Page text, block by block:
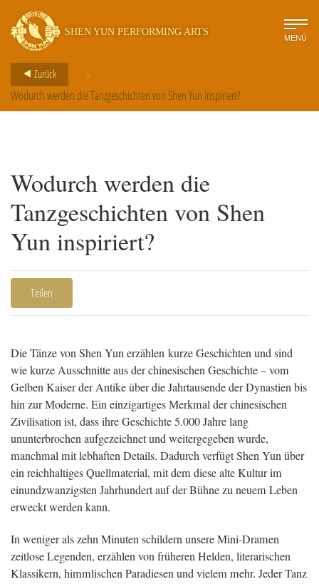
SHEN YUN PERFORMING ARTS MENÜ
Zurück >
Wodurch werden die Tanzgeschichten von Shen Yun inspiriert?
Wodurch werden die
Tanzgeschichten von Shen
Yun inspiriert?
Teilen
Die Tänze von Shen Yun erzählen kurze Geschichten und sind
wie kurze Ausschnitte aus der chinesischen Geschichte – vom
Gelben Kaiser der Antike über die Jahrtausende der Dynastien bis
hin zur Moderne. Ein einzigartiges Merkmal der chinesischen
Zivilisation ist, dass ihre Geschichte 5.000 Jahre lang
ununterbrochen aufgezeichnet und weitergegeben wurde,
manchmal mit lebhaften Details. Dadurch verfügt Shen Yun über
ein reichhaltiges Quellmaterial, mit dem diese alte Kultur im
einundzwanzigsten Jahrhundert auf der Bühne zu neuem Leben
erweckt werden kann.
In weniger als zehn Minuten schildern unsere Mini-Dramen
zeitlose Legenden, erzählen von früheren Helden, literarischen
Klassikern, himmlischen Paradiesen und vielem mehr. Jeder Tanz